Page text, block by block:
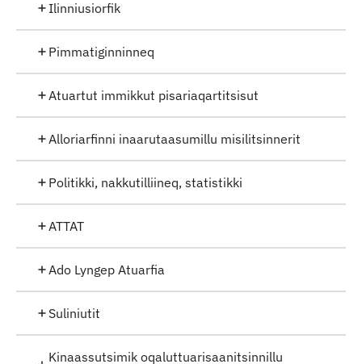
Ilinniusiorfik
Pimmatiginninneq
Atuartut immikkut pisariaqartitsisut
Alloriarfinni inaarutaasumillu misilitsinnerit
Politikki, nakkutilliineq, statistikki
ATTAT
Ado Lyngep Atuarfia
Suliniutit
Kinaassutsimik oqaluttuarisaanitsinnillu